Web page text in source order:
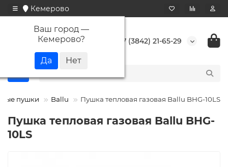
Кемерово
Ваш город —
Кемерово? +7 (3842) 21-65-29
пушки Ballu Пушка тепловая газовая Ballu BHG-10LS
Пушка тепловая газовая Ballu BHG-
10LS